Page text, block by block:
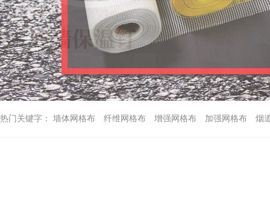
热门关键字： 墙体网格布 纤维网格布 增强网格布 加强网格布 烟